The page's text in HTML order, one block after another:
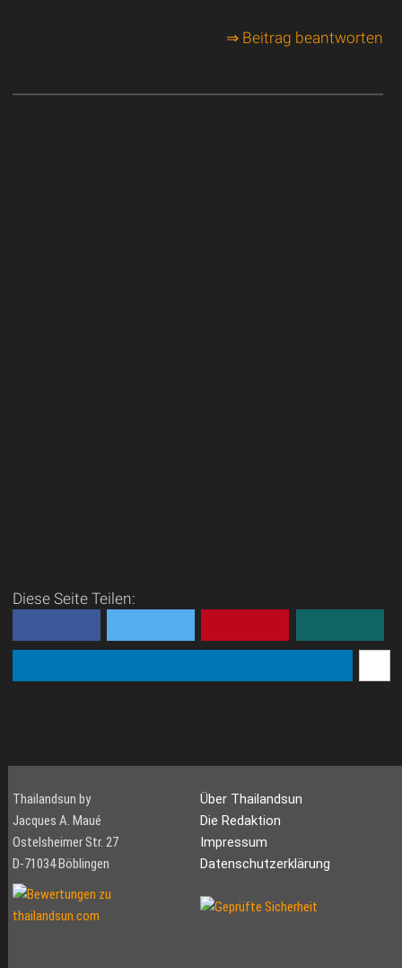
⇒ Beitrag beantworten
Diese Seite Teilen:
Thailandsun by
Jacques A. Maué
Ostelsheimer Str. 27
D-71034 Böblingen
Über Thailandsun
Die Redaktion
Impressum
Datenschutzerklärung